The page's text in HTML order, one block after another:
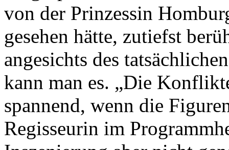
von der Prinzessin
gesehen hätte, zutiefst
angesichts des
kann man es. „Die
spannend, wenn die
Regisseurin im